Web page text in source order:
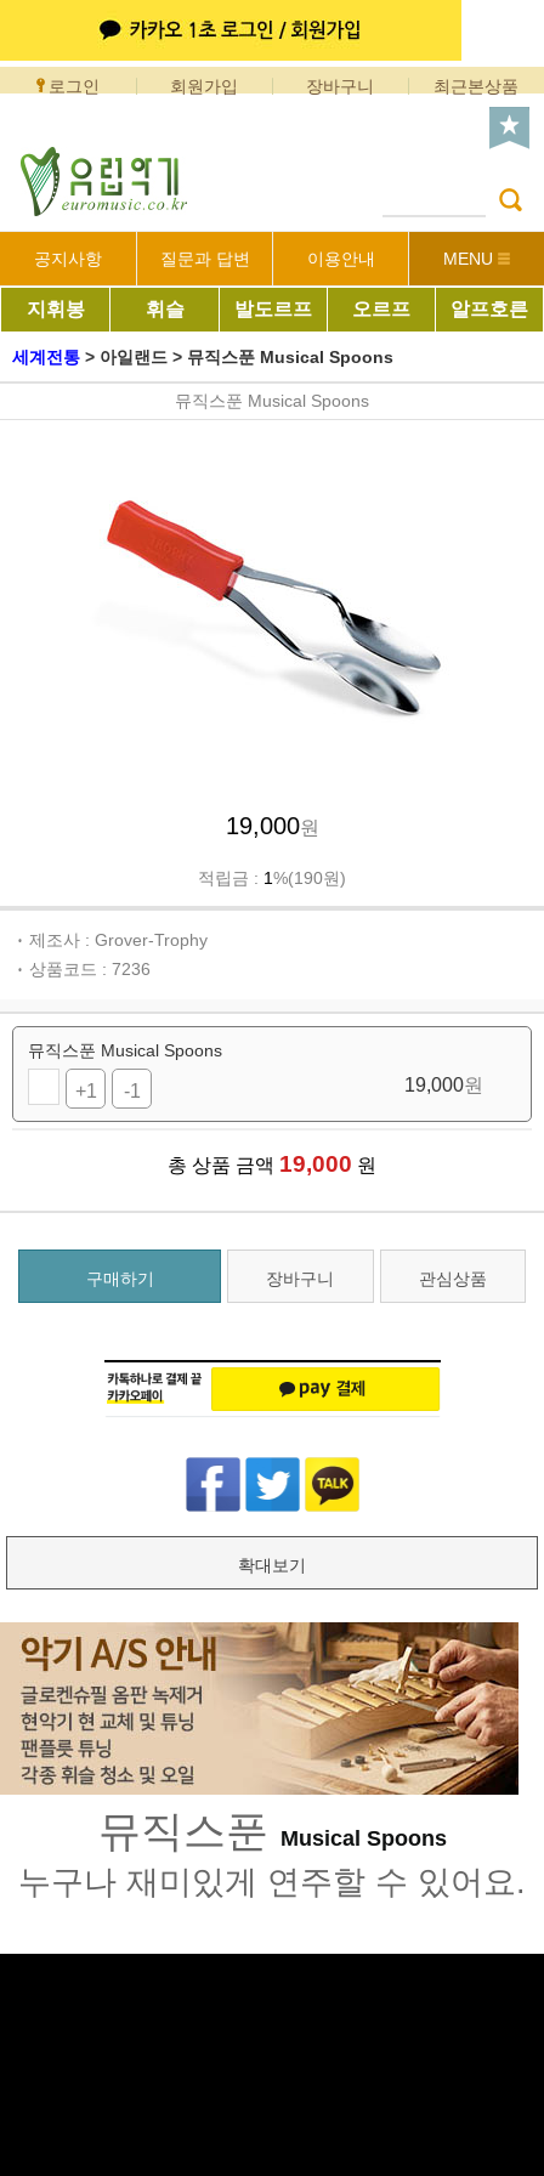
로그인 회원가입 장바구니 최근본상품
공지사항 질문과 답변 이용안내 MENU
지휘봉 휘슬 발도르프 오르프 알프호른
세계전통 > 아일랜드 > 뮤직스푼 Musical Spoons
뮤직스푼 Musical Spoons
19,000원
적립금 : 1%(190원)
제조사 : Grover-Trophy
상품코드 : 7236
뮤직스푼 Musical Spoons
+1 -1 19,000원
총 상품 금액 19,000 원
구매하기 장바구니 관심상품
확대보기
뮤직스푼 Musical Spoons
누구나 재미있게 연주할 수 있어요.